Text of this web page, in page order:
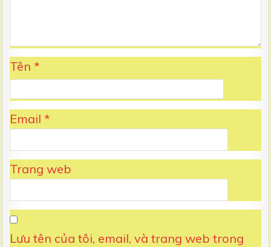
Tên *
Email *
Trang web
Lưu tên của tôi, email, và trang web trong